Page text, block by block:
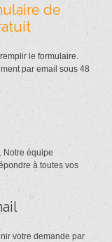
de
le formulaire.
par email sous 48
Notre équipe
à toutes vos
votre demande par